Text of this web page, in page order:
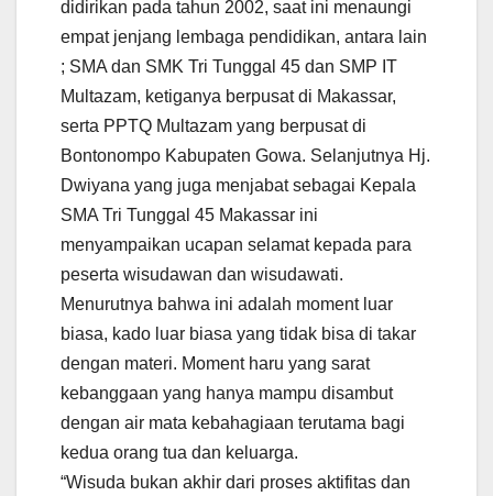
didirikan pada tahun 2002, saat ini menaungi
empat jenjang lembaga pendidikan, antara lain
; SMA dan SMK Tri Tunggal 45 dan SMP IT
Multazam, ketiganya berpusat di Makassar,
serta PPTQ Multazam yang berpusat di
Bontonompo Kabupaten Gowa. Selanjutnya Hj.
Dwiyana yang juga menjabat sebagai Kepala
SMA Tri Tunggal 45 Makassar ini
menyampaikan ucapan selamat kepada para
peserta wisudawan dan wisudawati.
Menurutnya bahwa ini adalah moment luar
biasa, kado luar biasa yang tidak bisa di takar
dengan materi. Moment haru yang sarat
kebanggaan yang hanya mampu disambut
dengan air mata kebahagiaan terutama bagi
kedua orang tua dan keluarga.
“Wisuda bukan akhir dari proses aktifitas dan